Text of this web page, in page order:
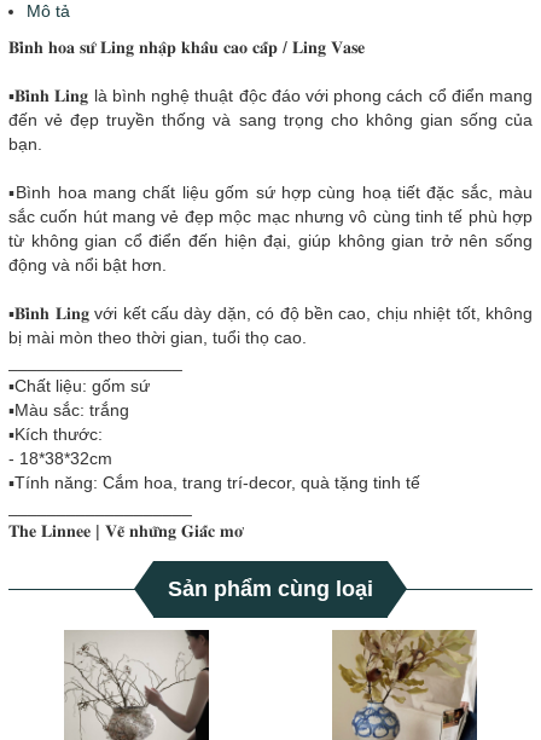
Mô tả
𝐁𝐢̀𝐧𝐡 𝐡𝐨𝐚 𝐬𝐮̛́ 𝐋𝐢𝐧𝐠 𝐧𝐡𝐚̣̂𝐩 𝐤𝐡𝐚̂̉𝐮 𝐜𝐚𝐨 𝐜𝐚̂́𝐩 / 𝐋𝐢𝐧𝐠 𝐕𝐚𝐬𝐞
▪️𝐁𝐢̀𝐧𝐡 𝐋𝐢𝐧𝐠 là bình nghệ thuật độc đáo với phong cách cổ điển mang
đến vẻ đẹp truyền thống và sang trọng cho không gian sống của
bạn.
▪️Bình hoa mang chất liệu gốm sứ hợp cùng hoạ tiết đặc sắc, màu
sắc cuốn hút mang vẻ đẹp mộc mạc nhưng vô cùng tinh tế phù hợp
từ không gian cổ điển đến hiện đại, giúp không gian trở nên sống
động và nổi bật hơn.
▪️𝐁𝐢̀𝐧𝐡 𝐋𝐢𝐧𝐠 với kết cấu dày dặn, có độ bền cao, chịu nhiệt tốt, không
bị mài mòn theo thời gian, tuổi thọ cao.
▪️Chất liệu: gốm sứ
▪️Màu sắc: trắng
▪️Kích thước:
- 18*38*32cm
▪️Tính năng: Cắm hoa, trang trí-decor, quà tặng tinh tế
𝐓𝐡𝐞 𝐋𝐢𝐧𝐧𝐞𝐞 | 𝐕𝐞̃ 𝐧𝐡𝐮̛̃𝐧𝐠 𝐆𝐢𝐚̂́𝐜 𝐦𝐨̛
Sản phẩm cùng loại